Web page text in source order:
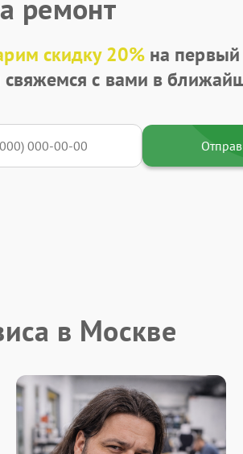
ремонт
скидку 20%на первый
с вами в
в Москве